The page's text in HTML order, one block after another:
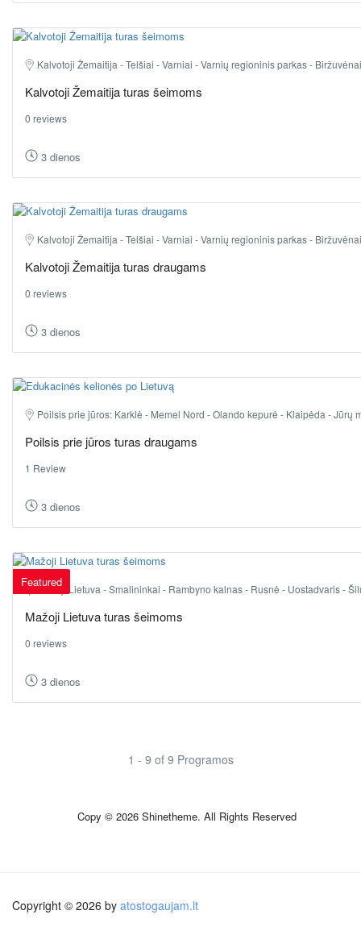
Kalvotoji Žemaitija - Telšiai - Varniai - Varnių regioninis parkas -
Kalvotoji Žemaitija turas šeimoms
0 reviews
3 dienos
Kalvotoji Žemaitija - Telšiai - Varniai - Varnių regioninis parkas -
Kalvotoji Žemaitija turas draugams
0 reviews
3 dienos
Poilsis prie jūros: Karklė - Memel Nord - Olando kepurė - Klaipėda - Jūrų
Poilsis prie jūros turas draugams
1 Review
3 dienos
Featured
Mažoji Lietuva - Smalininkai - Rambyno kalnas - Rusnė - Uostadvaris -
Mažoji Lietuva turas šeimoms
0 reviews
3 dienos
1 - 9 of 9 Programos
Copy © 2026 Shinetheme. All Rights Reserved
Copyright © 2026 by atostogaujam.lt